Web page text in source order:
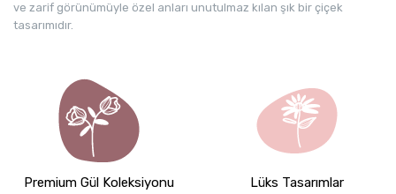
ve zarif görünümüyle özel anları unutulmaz kılan şık bir çiçek
tasarımıdır.
Premium Gül Koleksiyonu Lüks Tasarımlar